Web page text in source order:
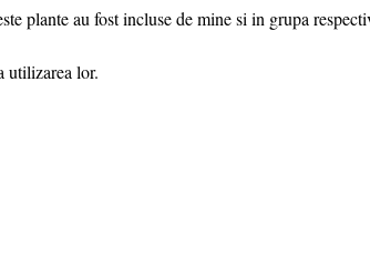
plante au fost incluse de mine si in grupa
utilizarea lor.